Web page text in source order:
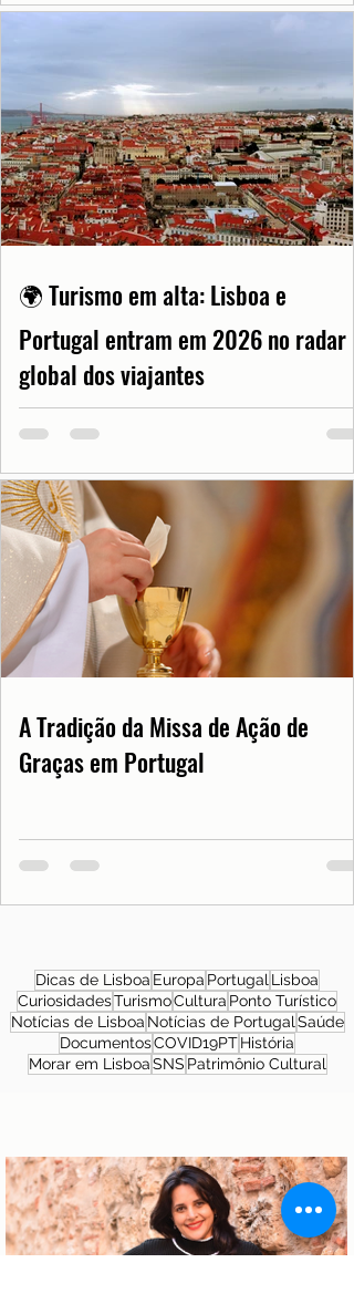
🌍 Turismo em alta: Lisboa e
Portugal entram em 2026 no radar
global dos viajantes
A Tradição da Missa de Ação de
Graças em Portugal
Dicas de Lisboa Europa Portugal Lisboa
CuriosidadesTurismoCultura Ponto Turístico
Notícias de Lisboa Notícias de Portugal Saúde
DocumentosCOVID19PTHistória
Morar em LisboaSNS Patrimônio Cultural